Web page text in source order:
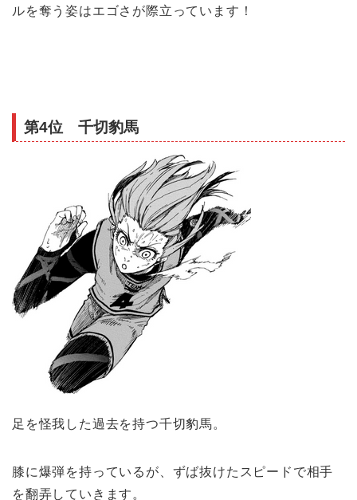
ルを奪う姿はエゴさが際立っています！
第4位 千切豹馬
足を怪我した過去を持つ千切豹馬。
膝に爆弾を持っているが、ずば抜けたスピードで相手
を翻弄していきます。